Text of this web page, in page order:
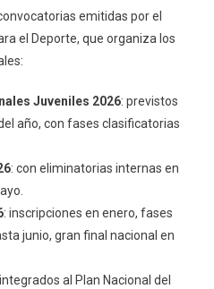
emitidas por el
el Deporte, que organiza los
Juveniles 2026: previstos
año, con fases clasificatorias
: con eliminatorias internas en
: inscripciones en enero, fases
junio, gran final nacional en
al Plan Nacional del